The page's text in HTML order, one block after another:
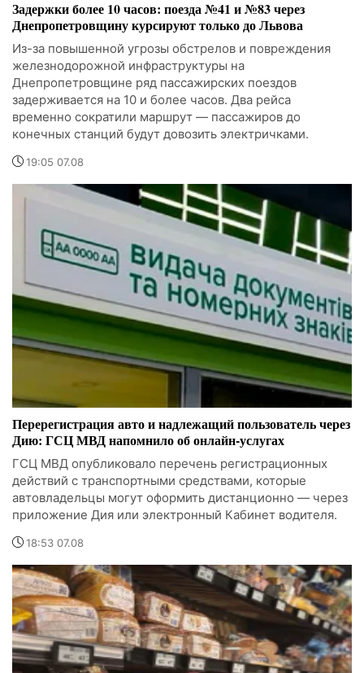
Задержки более 10 часов: поезда №41 и №83 через
Днепропетровщину курсируют только до Львова
Из-за повышенной угрозы обстрелов и повреждения
железнодорожной инфраструктуры на
Днепропетровщине ряд пассажирских поездов
задерживается на 10 и более часов. Два рейса
временно сократили маршрут — пассажиров до
конечных станций будут довозить электричками.
19:05 07.08
Перерегистрация авто и надлежащий пользователь через
Дию: ГСЦ МВД напомнило об онлайн-услугах
ГСЦ МВД опубликовало перечень регистрационных
действий с транспортными средствами, которые
автовладельцы могут оформить дистанционно — через
приложение Дия или электронный Кабинет водителя.
18:53 07.08